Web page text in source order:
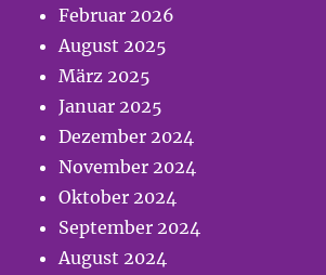
Februar 2026
August 2025
März 2025
Januar 2025
Dezember 2024
November 2024
Oktober 2024
September 2024
August 2024